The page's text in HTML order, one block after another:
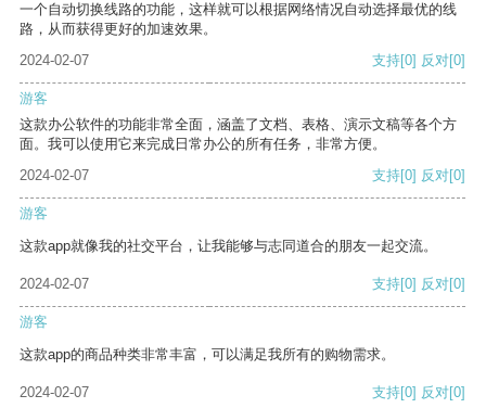
一个自动切换线路的功能，这样就可以根据网络情况自动选择最优的线
路，从而获得更好的加速效果。
2024-02-07
支持[0] 反对[0]
游客
这款办公软件的功能非常全面，涵盖了文档、表格、演示文稿等各个方
面。我可以使用它来完成日常办公的所有任务，非常方便。
2024-02-07
支持[0] 反对[0]
游客
这款app就像我的社交平台，让我能够与志同道合的朋友一起交流。
2024-02-07 支持[0] 反对[0]
游客
这款app的商品种类非常丰富，可以满足我所有的购物需求。
2024-02-07 支持[0] 反对[0]